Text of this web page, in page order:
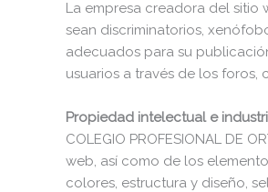
La empresa creadora del
sean discriminatorios,
adecuados para su
usuarios a través de los foros,
Propiedad intelectual e
COLEGIO PROFESIONAL DE
web, así como de los
colores, estructura y diseño,